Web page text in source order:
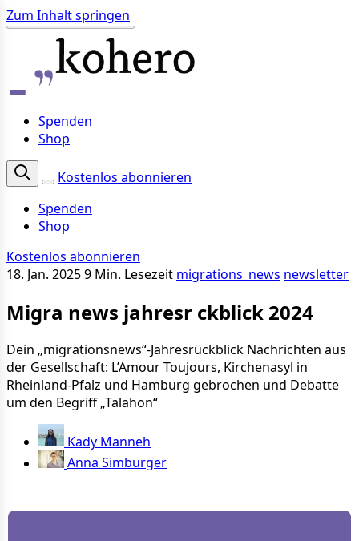
Zum Inhalt springen
Spenden
Shop
Kostenlos abonnieren
Spenden
Shop
Kostenlos abonnieren
18. Jan. 20259 Min. Lesezeit migrations_news newsletter
Migra news jahresr ckblick 2024
Dein „migrationsnews“-Jahresrückblick Nachrichten aus
der Gesellschaft: L’Amour Toujours, Kirchenasyl in
Rheinland-Pfalz und Hamburg gebrochen und Debatte
um den Begriff „Talahon“
Kady Manneh
Anna Simbürger